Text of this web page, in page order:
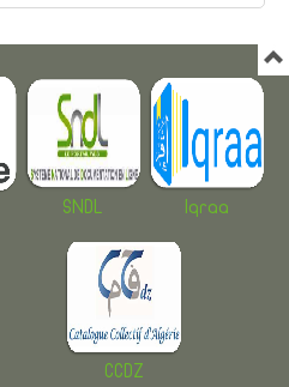
SNDL Iqraa
CCDZ